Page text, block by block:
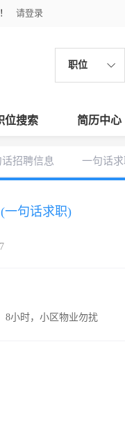
请登录
职位
位搜索 简历中心
招聘信息 一句话
(一句话求职)
8小时，小区物业勿扰